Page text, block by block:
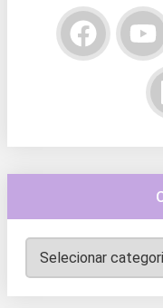
Categorias